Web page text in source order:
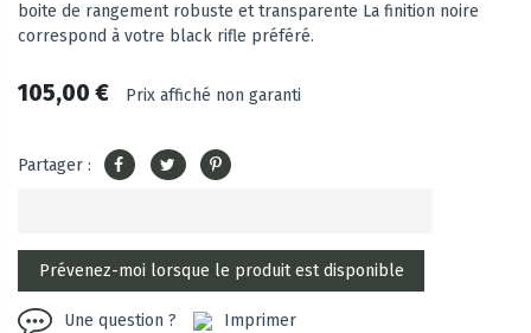
boite de rangement robuste et transparente La finition noire
correspond à votre black rifle préféré.
105,00 € Prix affiché non garanti
Partager :
Une question ? Imprimer